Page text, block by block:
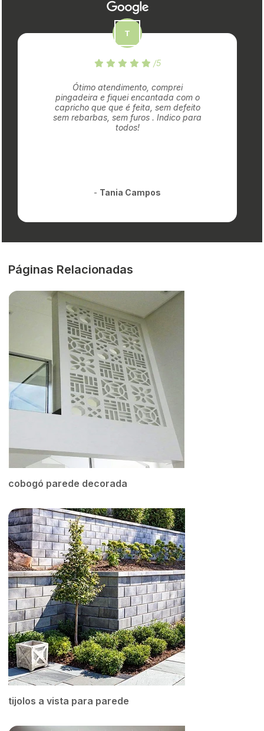
/5
Ótimo atendimento, comprei
pingadeira e fiquei encantada com o
capricho que que é feita, sem defeito
sem rebarbas, sem furos . Indico para
todos!
- Tania Campos
Páginas Relacionadas
cobogó parede decorada
tijolos a vista para parede